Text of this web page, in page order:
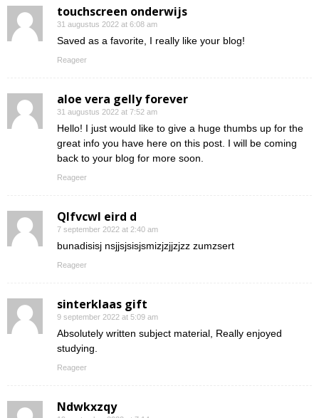
touchscreen onderwijs
31 augustus 2022 at 6:08 am
Saved as a favorite, I really like your blog!
Reageer
aloe vera gelly forever
31 augustus 2022 at 7:52 am
Hello! I just would like to give a huge thumbs up for the
great info you have here on this post. I will be coming
back to your blog for more soon.
Reageer
Qlfvcwl eird d
7 september 2022 at 2:40 am
bunadisisj nsjjsjsisjsmizjzjjzjzz zumzsert
Reageer
sinterklaas gift
9 september 2022 at 5:09 am
Absolutely written subject material, Really enjoyed
studying.
Reageer
Ndwkxzqy